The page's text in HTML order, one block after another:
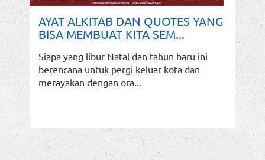
AYAT ALKITAB DAN QUOTES YANG
BISA MEMBUAT KITA SEM...
Siapa yang libur Natal dan tahun baru ini
berencana untuk pergi keluar kota dan
merayakan dengan ora...